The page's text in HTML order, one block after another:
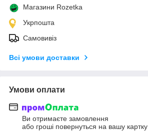
Магазини Rozetka
Укрпошта
Самовивіз
Всі умови доставки
Умови оплати
Ви отримаєте замовлення
або гроші повернуться на вашу картку